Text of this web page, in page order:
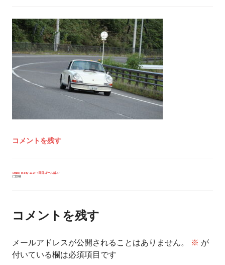
コメントを残す
投
シ
ョ
Smile Rally 2024”1日目ゴール編
”
に投稿
コメントを残す
メールアドレスが公開されることはありません。 ※ が
付いている欄は必須項目です